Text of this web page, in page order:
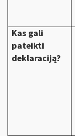
Kas gali
pateikti
deklaraciją?